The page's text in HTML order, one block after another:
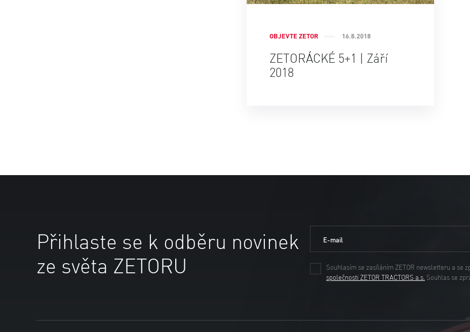
OBJEVTE ZETOR 16.8.2018
ZETORÁCKÉ 5+1 | Září
2018
Přihlaste se k odběru novinek
ze světa ZETORU
E-mail
Souhlasím se zasíláním ZETOR newsletteru a se
společnosti ZETOR TRACTORS a.s. Souhlas se